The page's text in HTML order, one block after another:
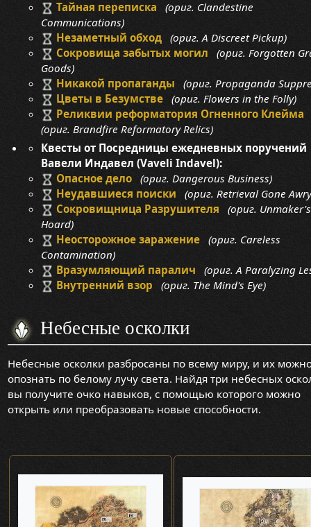
Тайная переписка
(ориг. Clandestine
Communications)
Незаметный обход (ориг. A Discreet Pickup)
Сокровища забытых могил
(ориг. Forgotten
Goods)
Никакой пропаганды
(ориг. Propaganda
Цветы в Безумстве (ориг. Flowers in the Folly)
Реликвии реформатория Огненного Клейма
(ориг. Brandfire Reformatory Relics)
Квесты от Посредницы ежедневных поручений
Вавели Индавел (Vaveli Indavel):
Опасное дело (ориг. Dangerous Business)
Неудавшиеся поиски
(ориг. Retrieval Gone
Сокровищница Разрушителя
(ориг. Unmaker's
Hoard)
Неосторожное заражение (ориг. Careless
Contamination)
Вразумляющий паралич
(ориг. A Paralyzing
Внутренний взор
(ориг. The Mind's Eye)
Небесные осколки
Небесные осколки разбросаны по всему миру, и их
опознать по белому лучу света. Найдя три небесных
вы получите очко навыков, с помощью которого можно
открыть или преобразовать новые способности.